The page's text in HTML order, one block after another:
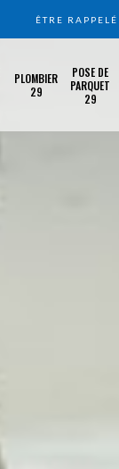
ÊTRE RAPPELÉ
PLOMBIER
29
POSE DE
PARQUET
29